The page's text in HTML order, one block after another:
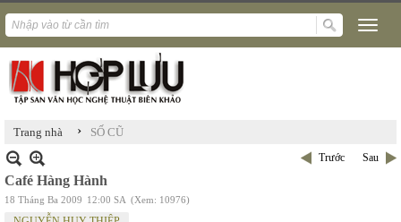
Trang nhà › SỐ CŨ
Trước Sau
Café Hàng Hành
18 Tháng Ba 2009 12:00 SA (Xem: 10976)